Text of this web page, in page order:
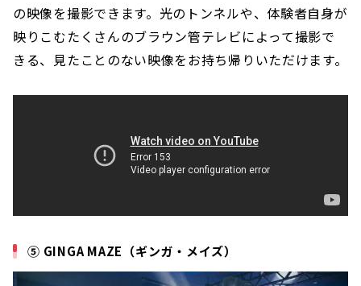
の映像を撮影できます。光のトンネルや、体験者自身が
映りこむたくさんのブラウン管テレビによって撮影で
きる、見たことのない映像をお持ち帰りいただけます。
⑤ GINGA MAZE（ギンガ・メイズ）